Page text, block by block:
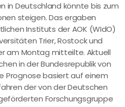
in Deutschland könnte bis zum
steigen. Das ergaben
Instituts der AOK (WIdO)
Trier, Rostock und
am Montag mitteilte. Aktuell
in der Bundesrepublik von
Prognose basiert auf einem
der von der Deutschen
Forschungsgruppe